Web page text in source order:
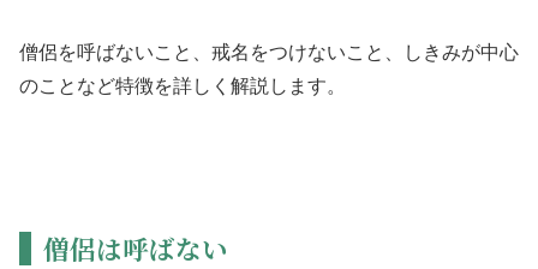
僧侶を呼ばないこと、戒名をつけないこと、しきみが中心
のことなど特徴を詳しく解説します。
僧侶は呼ばない